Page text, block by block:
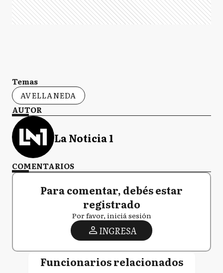
Temas
AVELLANEDA
AUTOR
La Noticia 1
COMENTARIOS
Para comentar, debés estar
registrado
Por favor, iniciá sesión
INGRESA
Funcionarios relacionados